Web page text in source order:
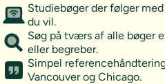
Studiebøger der følger
du vil.
Søg på tværs af alle bøger
eller begreber.
Simpel
Vancouver og Chicago.